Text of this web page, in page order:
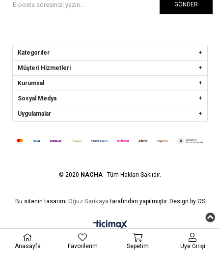
GÖNDER
Kategoriler
Müşteri Hizmetleri
Kurumsal
Sosyal Medya
Uygulamalar
© 2020 NACHA - Tüm Hakları Saklıdır.
Bu sitenin tasarımı Oğuz Sarıkaya tarafından yapılmıştır. Design by OS
Anasayfa Favorilerim Sepetim Üye Girişi